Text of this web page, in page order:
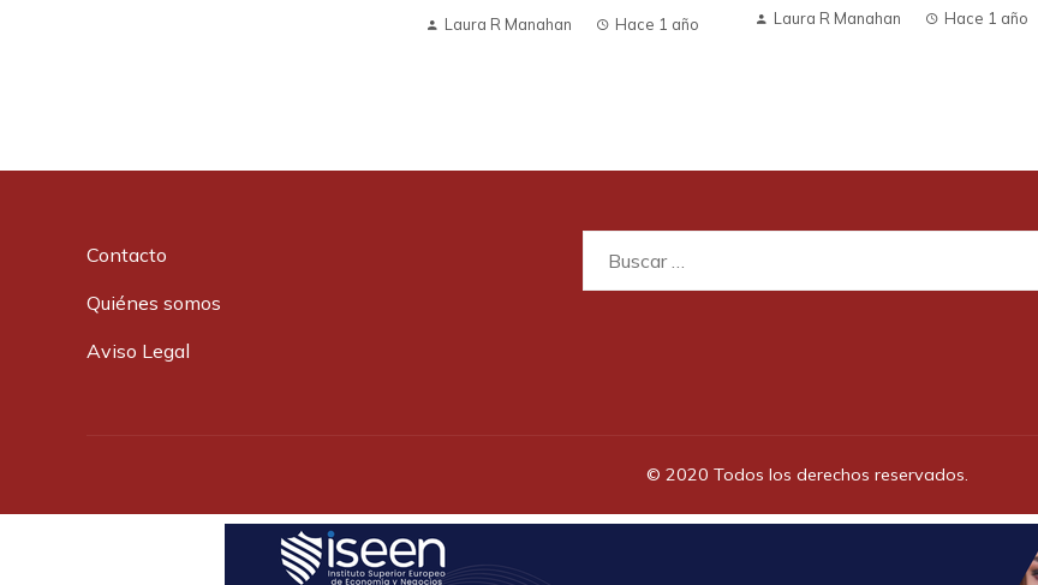
Laura R Manahan Hace 1 año Laura R Manahan Hace 1 año
Contacto
Quiénes somos
Aviso Legal
© 2020 Todos los derechos reservados.